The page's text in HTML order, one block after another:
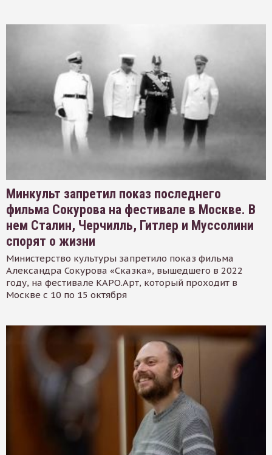
Минкульт запретил показ последнего
фильма Сокурова на фестивале в Москве. В
нем Сталин, Черчилль, Гитлер и Муссолини
спорят о жизни
Министерство культуры запретило показ фильма
Александра Сокурова «Сказка», вышедшего в 2022
году, на фестивале КАРО.Арт, который проходит в
Москве с 10 по 15 октября